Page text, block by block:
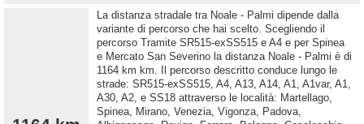
La distanza stradale tra Noale - Palmi dipende dalla
variante di percorso che hai scelto. Scegliendo il
percorso Tramite SR515-exSS515 e A4 e per Spinea
e Mercato San Severino la distanza Noale - Palmi è di
1164 km km. Il percorso descritto conduce lungo le
strade: SR515-exSS515, A4, A13, A14, A1, A1var, A1,
A30, A2, e SS18 attraverso le località: Martellago,
Spinea, Mirano, Venezia, Vigonza, Padova,